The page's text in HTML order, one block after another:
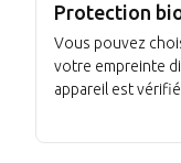
Protection
Vous pouvez
votre empreinte
appareil est